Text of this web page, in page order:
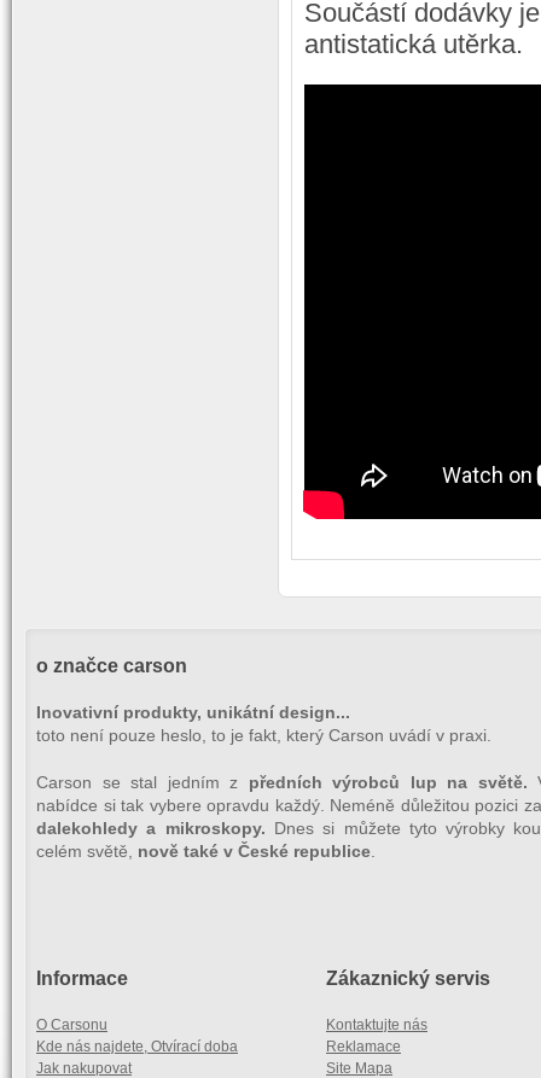
Součástí dodávky
antistatická utěrka.
o značce carson
Inovativní produkty, unikátní design...
toto není pouze heslo, to je fakt, který Carson uvádí v praxi.
Carson se stal jedním z předních výrobců lup na světě.
nabídce si tak vybere opravdu každý. Neméně důležitou pozici
dalekohledy a mikroskopy. Dnes si můžete tyto výrobky
celém světě, nově také v České republice.
Informace
O Carsonu
Kde nás najdete, Otvírací doba
Jak nakupovat
Zákaznický servis
Kontaktujte nás
Reklamace
Site Mapa